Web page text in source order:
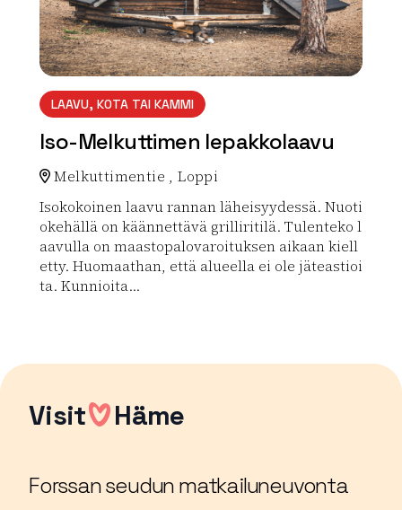
LAAVU, KOTA TAI KAMMI
Iso-Melkuttimen lepakkolaavu
Melkuttimentie , Loppi
Isokokoinen laavu rannan läheisyydessä. Nuoti
okehällä on käännettävä grilliritilä. Tulenteko l
aavulla on maastopalovaroituksen aikaan kiell
etty. Huomaathan, että alueella ei ole jäteastioi
ta. Kunnioita...
Visit Häme
Forssan seudun matkailuneuvonta